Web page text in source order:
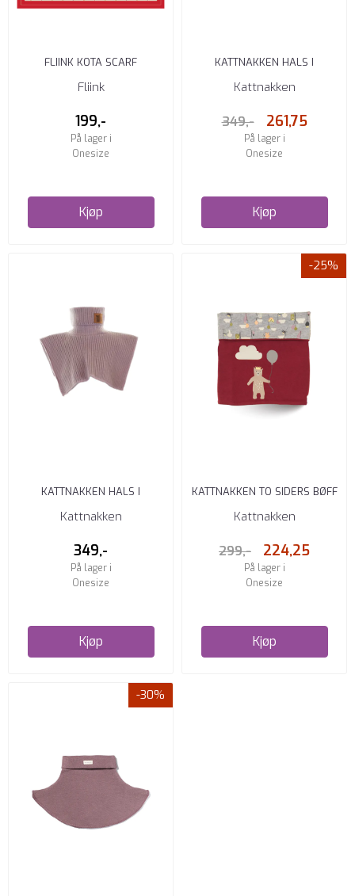
FLIINK KOTA SCARF
SANDSHELL DOT
Fliink
199,-
På lager i
Onesize
Kjøp
KATTNAKKEN HALS I
MERINOULL JUBILEUM
Kattnakken
349,- 261,75
På lager i
Onesize
Kjøp
KATTNAKKEN HALS I
MERINOULL JUBILEUM
Kattnakken
349,-
På lager i
Onesize
Kjøp
-25%
KATTNAKKEN TO SIDERS BØFF
JUBILEUM BRENT JORD
Kattnakken
299,- 224,25
På lager i
Onesize
Kjøp
-30%